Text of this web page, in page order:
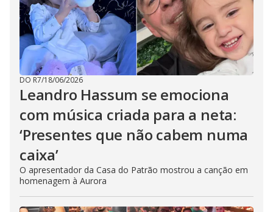
DO R7/18/06/2026
Leandro Hassum se emociona
com música criada para a neta:
‘Presentes que não cabem numa
caixa’
O apresentador da Casa do Patrão mostrou a canção em
homenagem à Aurora